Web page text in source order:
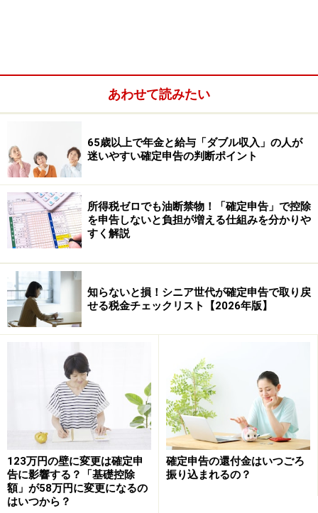
●贈与税（2022年分）の申告期間と納付期限
申告期間：2023年2月1日（水）～3月15日（水）
納付期限：2023年3月15日（水）
●消費税（2022年分）の申告期間と納付期限
申告・納付期限：2023年3月31日（金）
※上記は、免税事業者でない個人事業主で、消費税の課
税期間の特例選択をしてない人などのケースです。
確定申告後に、計算に誤りなどがあった場合、申告内容
合は、「更正の請求」を行います。更正の請求は、法定
申告期限から5年以内であれば可能です。
また当初、申告において、税額を少なく申告していた場
合は「修正申告」を行ってください。税務署から調査の
通知を受けた後で修正申告を行うと過少申告加算税など
がかかる場合があるので注意が必要です。
あわせて読みたい
65歳以上で年金と給与「ダブル収入」の人が
迷いやすい確定申告の判断ポイント
所得税ゼロでも油断禁物！「確定申告」で控除
を申告しないと負担が増える仕組みを分かりや
すく解説
知らないと損！シニア世代が確定申告で取り戻
せる税金チェックリスト【2026年版】
123万円の壁に変更は確定申
告に影響する？「基礎控除
額」が58万円に変更になるの
はいつから？
確定申告の還付金はいつごろ
振り込まれるの？